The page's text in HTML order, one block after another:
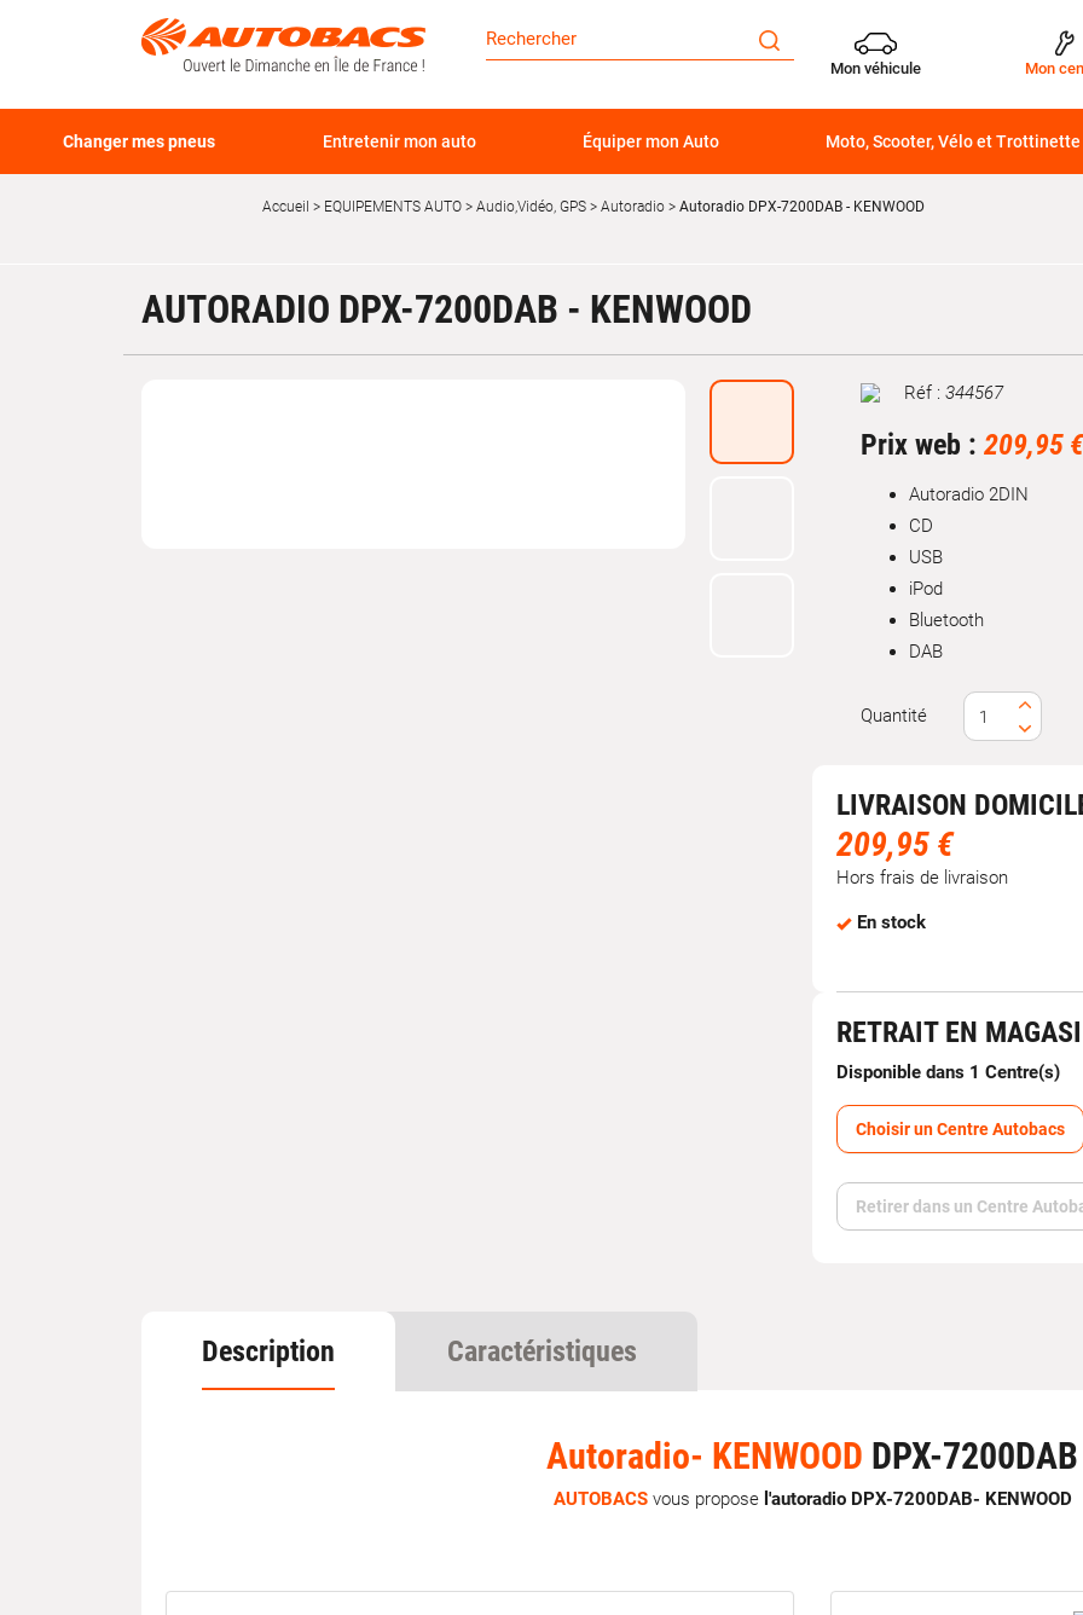
Mon véhicule Mon
Changer mes pneus Entretenir mon auto Équiper mon Auto Moto, Scooter, Vélo et Trottinette
Accueil EQUIPEMENTS AUTO Audio,Vidéo, GPS Autoradio Autoradio DPX-7200DAB - KENWOOD
AUTORADIO DPX-7200DAB - KENWOOD
MarqueRéf : 344567
Prix web : 209,95 €
Autoradio 2DIN
CD
USB
iPod
Bluetooth
DAB
Quantité
LIVRAISON
209,95 €
Hors frais de livraison
En stock
RETRAIT EN
Disponible dans 1 Centre(s)
Choisir un Centre Autobacs
Retirer dans un Centre
Description Caractéristiques
Autoradio- KENWOOD DPX-7200DAB
AUTOBACSvous propose l'autoradio DPX-7200DAB- KENWOOD